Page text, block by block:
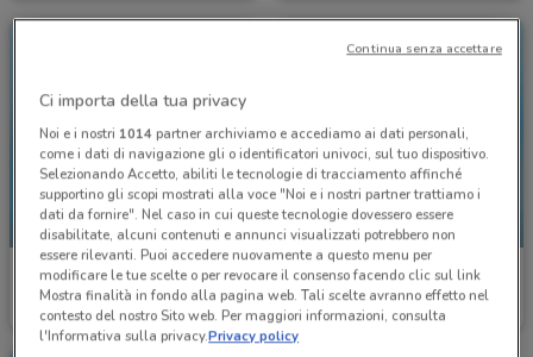
NUOVO
McDonald's
Scade il 23/08 2.6 km
McDonald's
Scade il 23/08
Ci importa della tua privacy
Noi e i nostri 1014partner archiviamo e accediamo ai dati personali,
come i dati di navigazione gli o identificatori univoci, sul tuo dispositivo.
Selezionando Accetto, abiliti le tecnologie di tracciamento affinché
supportino gli scopi mostrati alla voce "Noi e i nostri partner trattiamo i
dati da fornire". Nel caso in cui queste tecnologie dovessero essere
disabilitate, alcuni contenuti e annunci visualizzati potrebbero non
essere rilevanti. Puoi accedere nuovamente a questo menu per
modificare le tue scelte o per revocare il consenso facendo clic sul link
Mostra finalità in fondo alla pagina web. Tali scelte avranno effetto nel
contesto del nostro Sito web. Per maggiori informazioni, consulta
l'Informativa sulla privacy.Privacy policy
Continua senza accettare